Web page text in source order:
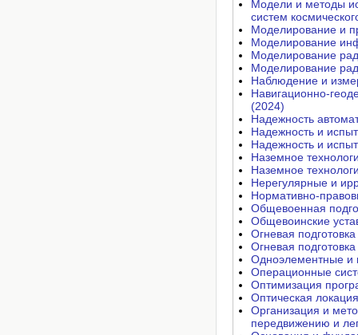
Модели и методы
систем
Моделирование и
Моделирование
Моделирование
Моделирование
Наблюдение и
Навигационно-
(2024)
Надежность
Надежность и
Надежность и
Наземное
Наземное
Нерегулярные и
Нормативно-
Общевоенная
Общевоинские
Огневая
Огневая
Одноэлементные и
Операционные
Оптимизация
Оптическая
Организация и
передвижению и